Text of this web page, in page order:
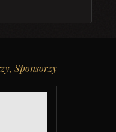
Sponsorzy